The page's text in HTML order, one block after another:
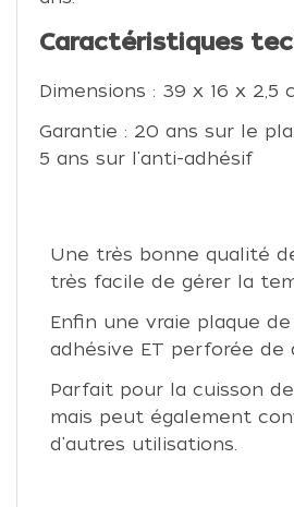
Caractéristiques
Dimensions : 39 x 16 x 2,5
Garantie : 20 ans sur le
5 ans sur l'anti-adhésif
Une très bonne qualité
très facile de gérer la
Enfin une vraie plaque
adhésive ET perforée de
Parfait pour la cuisson
mais peut également
d'autres utilisations.